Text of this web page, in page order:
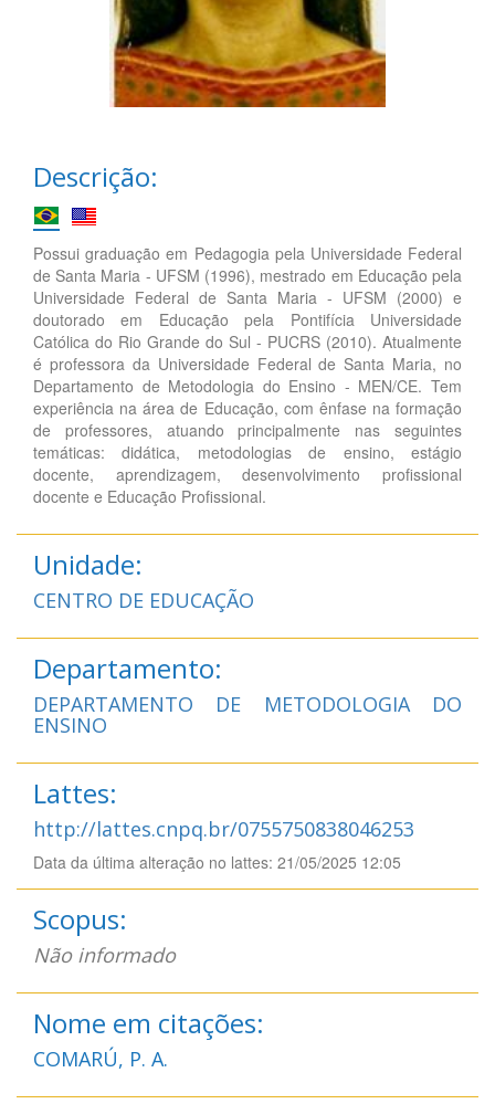
Descrição:
Possui graduação em Pedagogia pela Universidade Federal
de Santa Maria - UFSM (1996), mestrado em Educação pela
Universidade Federal de Santa Maria - UFSM (2000) e
doutorado em Educação pela Pontifícia Universidade
Católica do Rio Grande do Sul - PUCRS (2010). Atualmente
é professora da Universidade Federal de Santa Maria, no
Departamento de Metodologia do Ensino - MEN/CE. Tem
experiência na área de Educação, com ênfase na formação
de professores, atuando principalmente nas seguintes
temáticas: didática, metodologias de ensino, estágio
docente, aprendizagem, desenvolvimento profissional
docente e Educação Profissional.
Unidade:
CENTRO DE EDUCAÇÃO
Departamento:
DEPARTAMENTO DE METODOLOGIA DO
ENSINO
Lattes:
http://lattes.cnpq.br/0755750838046253
Data da última alteração no lattes: 21/05/2025 12:05
Scopus:
Não informado
Nome em citações:
COMARÚ, P. A.